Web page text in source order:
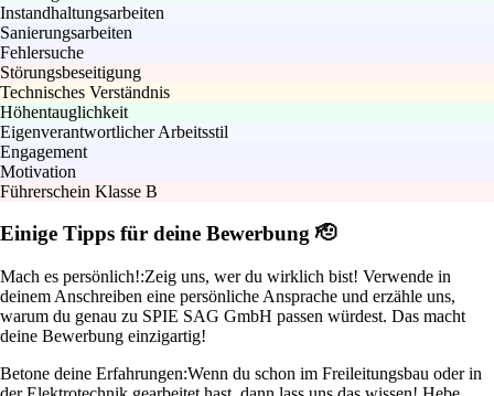
Instandhaltungsarbeiten
Sanierungsarbeiten
Fehlersuche
Störungsbeseitigung
Technisches Verständnis
Höhentauglichkeit
Eigenverantwortlicher Arbeitsstil
Engagement
Motivation
Führerschein Klasse B
Einige Tipps für deine Bewerbung 🫡
Mach es persönlich!:Zeig uns, wer du wirklich bist! Verwende in
deinem Anschreiben eine persönliche Ansprache und erzähle uns,
warum du genau zu SPIE SAG GmbH passen würdest. Das macht
deine Bewerbung einzigartig!
Betone deine Erfahrungen:Wenn du schon im Freileitungsbau oder in